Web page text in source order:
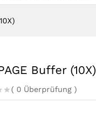
Buffer (10X)
( 0 Überprüfung)